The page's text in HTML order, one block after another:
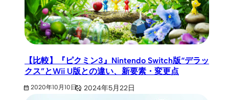
【比較】『ピクミン3』Nintendo Switch版“デラッ
クス”とWii U版との違い、新要素・変更点
2020年10月10日 2024年5月22日